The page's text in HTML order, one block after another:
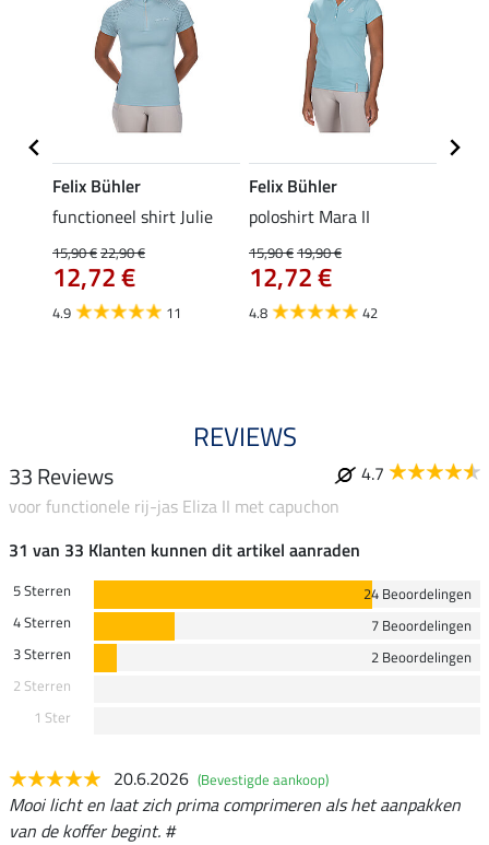
Felix Bühler
functioneel shirt Julie
15,90 €22,90 €
12,72 €
4.9 11
Felix Bühler
poloshirt Mara II
15,90 €19,90 €
12,72 €
4.8 42
REVIEWS
33 Reviews
4.7
voor functionele rij-jas Eliza II met capuchon
31 van 33 Klanten kunnen dit artikel aanraden
5 Sterren
24 Beoordelingen
4 Sterren
7 Beoordelingen
3 Sterren
2 Beoordelingen
2 Sterren
1 Ster
20.6.2026 (Bevestigde aankoop)
Mooi licht en laat zich prima comprimeren als het aanpakken
van de koffer begint. #